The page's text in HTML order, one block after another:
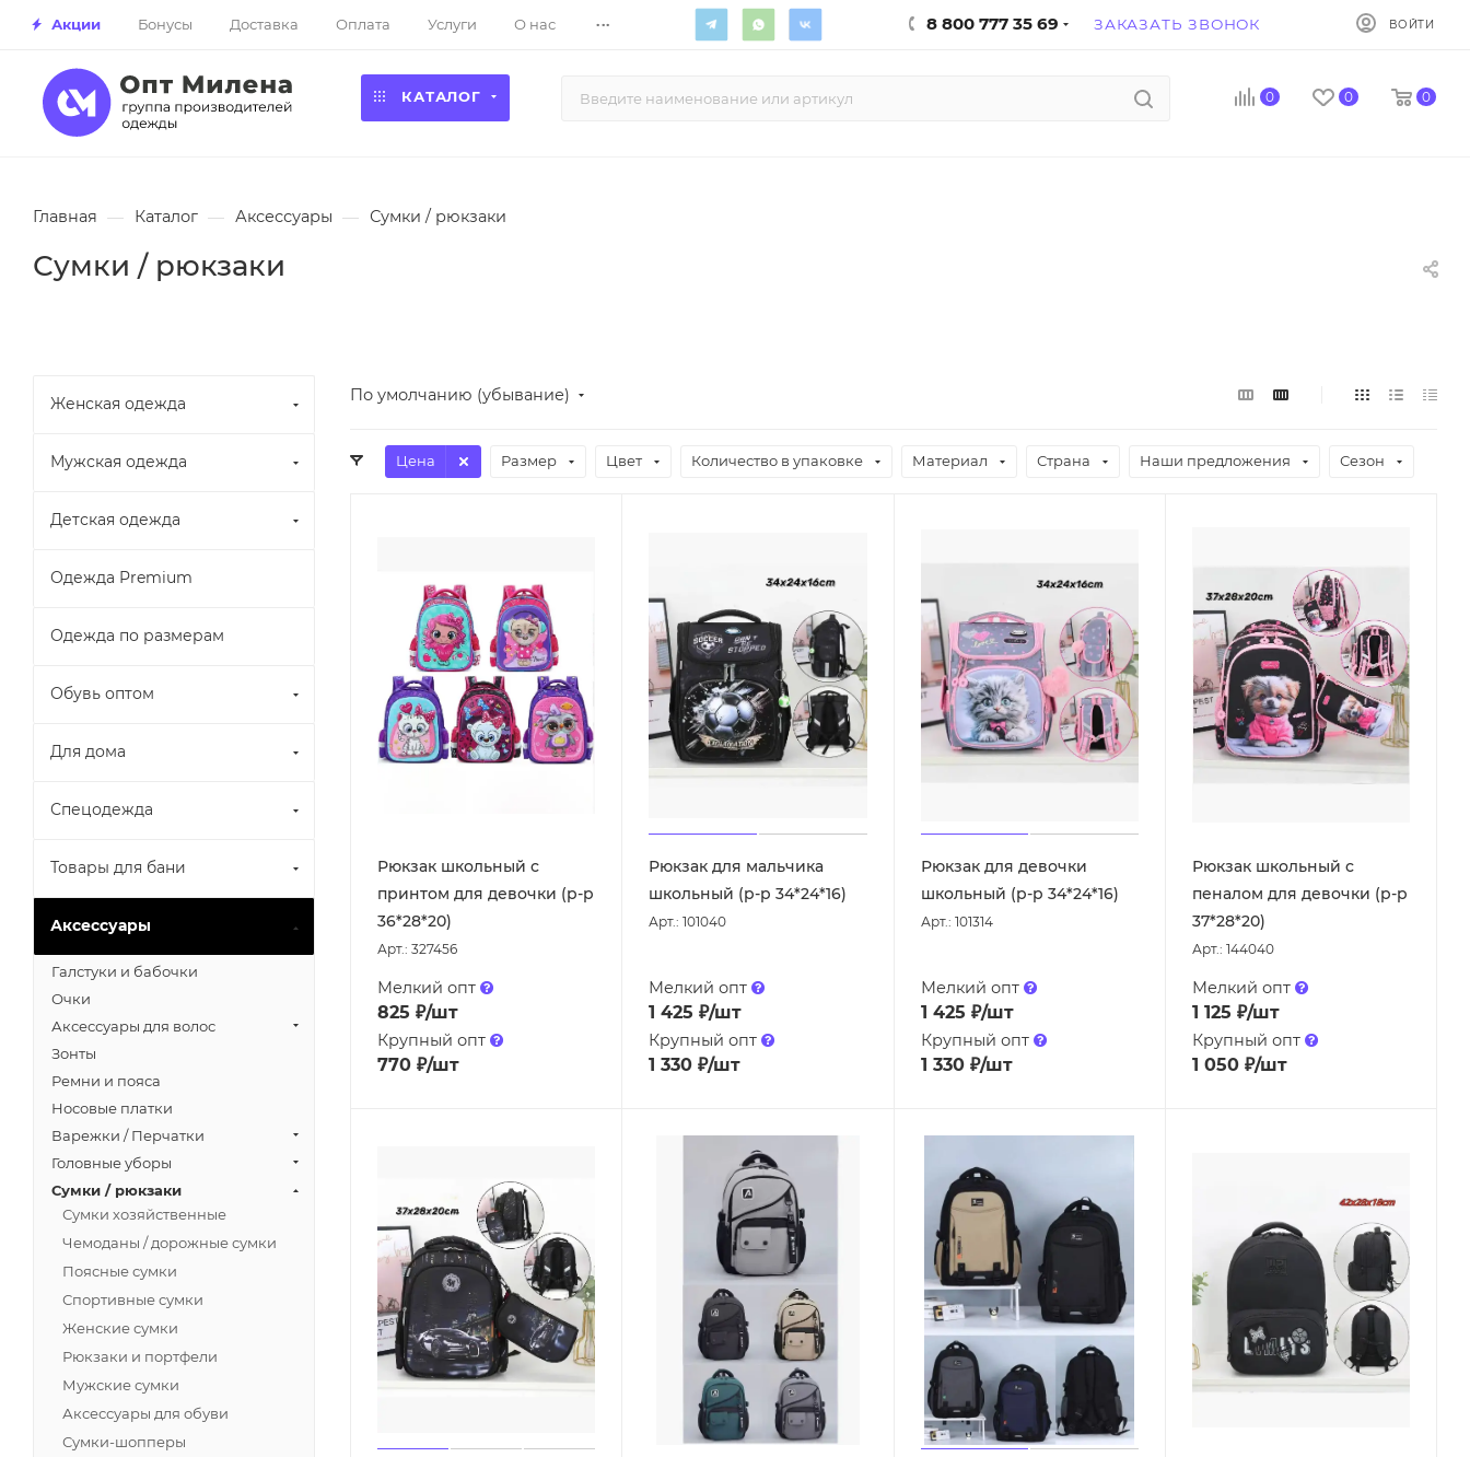
Акции Бонусы Доставка Оплата Услуги О нас ... 8 800 777 35 69 ЗАКАЗАТЬ ЗВОНОК ВОЙТИ
КАТАЛОГ 0 0 0
Главная — Каталог — Аксессуары — Сумки / рюкзаки
Сумки / рюкзаки
По умолчанию (убывание)
Цена Размер Цвет Количество в упаковке Материал Страна Наши предложения Сезон
Рюкзак школьный с
принтом для девочки (р-р
36*28*20)
Арт.: 327456
Мелкий опт
825 ₽/шт
Крупный опт
770 ₽/шт
Рюкзак для мальчика
школьный (р-р 34*24*16)
Арт.: 101040
Мелкий опт
1 425 ₽/шт
Крупный опт
1 330 ₽/шт
Рюкзак для девочки
школьный (р-р 34*24*16)
Арт.: 101314
Мелкий опт
1 425 ₽/шт
Крупный опт
1 330₽/шт
Рюкзак школьный с
пеналом для девочки (р-р
37*28*20)
Арт.: 144040
Мелкий опт
1 125 ₽/шт
Крупный опт
1 050₽/шт
Женская одежда
Мужская одежда
Детская одежда
Одежда Premium
Одежда по размерам
Обувь оптом
Для дома
Спецодежда
Товары для бани
Аксессуары
Галстуки и бабочки
Очки
Аксессуары для волос
Зонты
Ремни и пояса
Носовые платки
Варежки / Перчатки
Головные уборы
Сумки / рюкзаки
Сумки хозяйственные
Чемоданы / дорожные сумки
Поясные сумки
Спортивные сумки
Женские сумки
Рюкзаки и портфели
Мужские сумки
Аксессуары для обуви
Сумки-шопперы